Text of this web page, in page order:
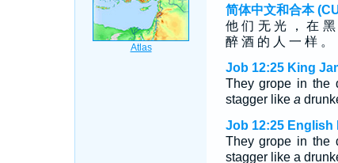
简体中文和合本
他 们 无 光 ， 在
醉 酒 的 人 一 样 。
Job 12:25 King
They grope in the
stagger like a
Job 12:25 English
They grope in the
stagger like a